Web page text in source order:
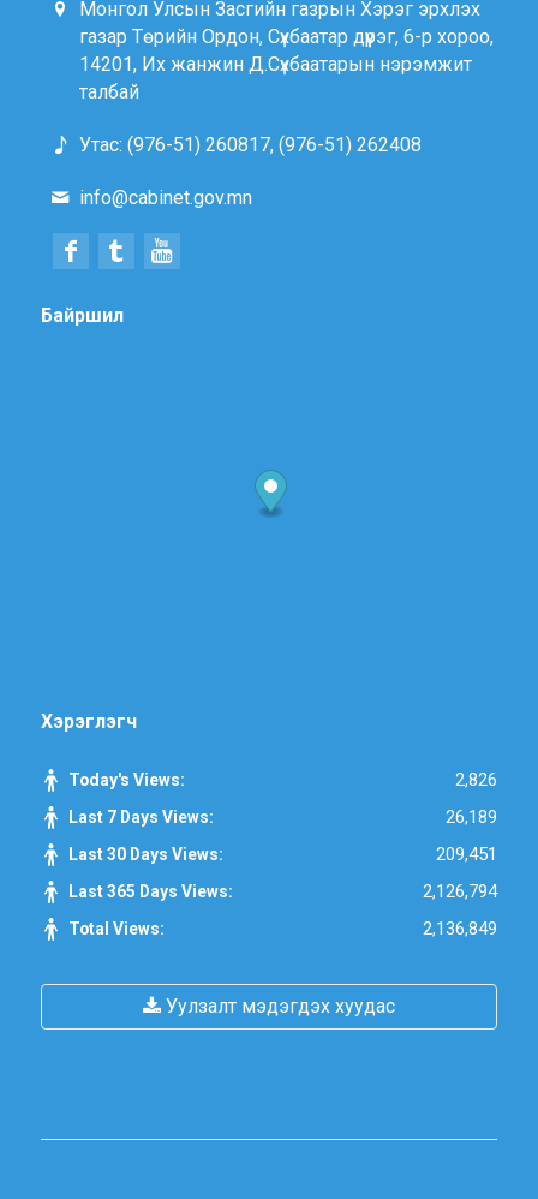
Монгол Улсын Засгийн газрын Хэрэг эрхлэх
газар Төрийн Ордон, Сүхбаатар дүүрэг, 6-р хороо,
14201, Их жанжин Д.Сүхбаатарын нэрэмжит
талбай
Утас: (976-51) 260817, (976-51) 262408
info@cabinet.gov.mn
Байршил
Хэрэглэгч
Today's Views: 2,826
Last 7 Days Views: 26,189
Last 30 Days Views: 209,451
Last 365 Days Views: 2,126,794
Total Views: 2,136,849
Уулзалт мэдэгдэх хуудас